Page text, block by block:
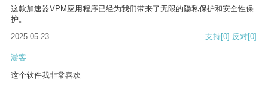
这款加速器VPM应用程序已经为我们带来了无限的隐私保护和安全性保
护。
2025-05-23
支持[0] 反对[0]
游客
这个软件我非常喜欢